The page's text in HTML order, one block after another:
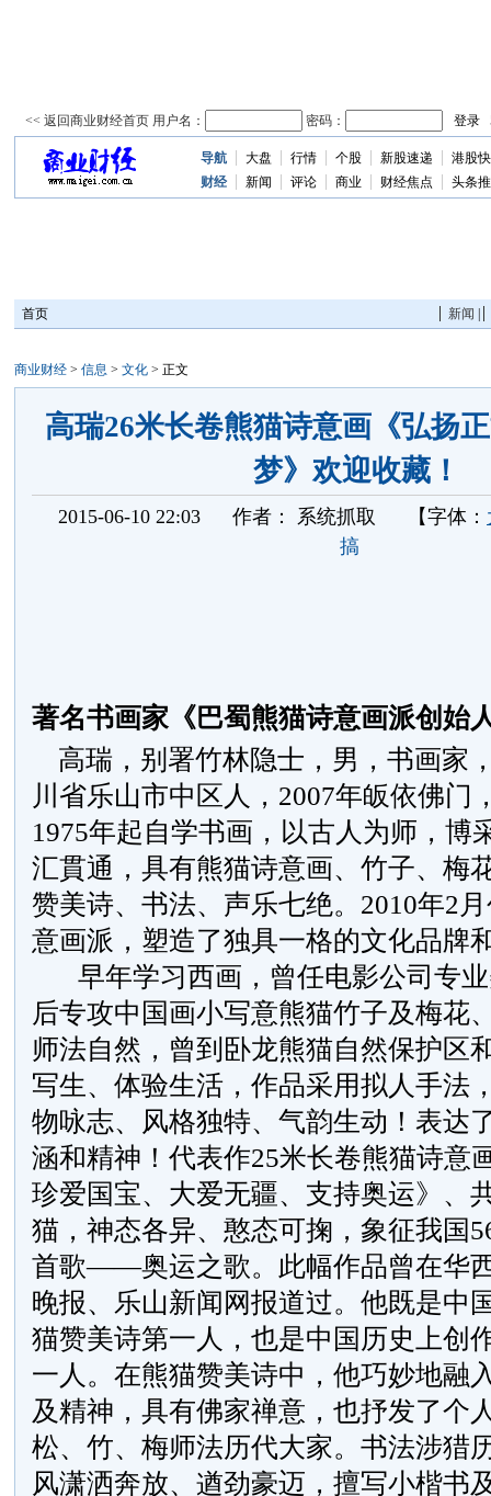
导航 大盘 行情 个股 新股速递
港股
财经
新闻 评论 商业 财经焦点 头条
首页 新闻
商业财经> 信息 > 文化> 正文
高瑞26米长卷熊猫诗意画《弘扬
梦》欢迎收藏！
2015-06-10 22:03 作者： 系统抓取 【字体：
搞
著名书画家《巴蜀熊猫诗意画派创始
高瑞，别署竹林隐士，男，书画家
川省乐山市中区人，2007年皈依佛门
1975年起自学书画，以古人为师，博
汇貫通，具有熊猫诗意画、竹子、梅
赞美诗、书法、声乐七绝。 2010年2
意画派，塑造了独具一格的文化品牌
早年学习西画，曾任电影公司专
后专攻中国画小写意熊猫竹子及梅花
师法自然，曾到卧龙熊猫自然保护区
写生、体验生活，作品采用拟人手法
物咏志、风格独特、气韵生动！表达
涵和精神！ 代表作25米长卷熊猫诗意
珍爱国宝、大爱无疆、支持奥运》、
猫，神态各异、憨态可掬，象征我国
首歌——奥运之歌。此幅作品曾在华
晚报、乐山新闻网报道过。 他既是中
猫赞美诗第一人，也是中国历史上创
一人。在熊猫赞美诗中，他巧妙地融
及精神，具有佛家禅意，也抒发了个
松、竹、梅师法历代大家。书法涉猎
风潇洒奔放、遒劲豪迈，擅写小楷书